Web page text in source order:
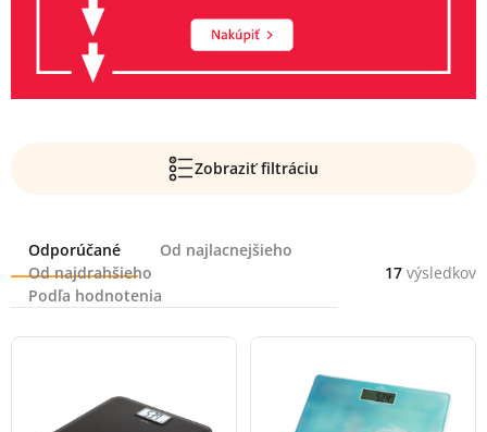
Zobraziť filtráciu
Radenie
Odporúčané
Od najlacnejšieho
Od najdrahšieho
Podľa hodnotenia
17 výsledkov